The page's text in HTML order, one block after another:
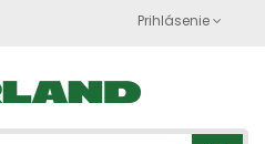
Prihlásenie